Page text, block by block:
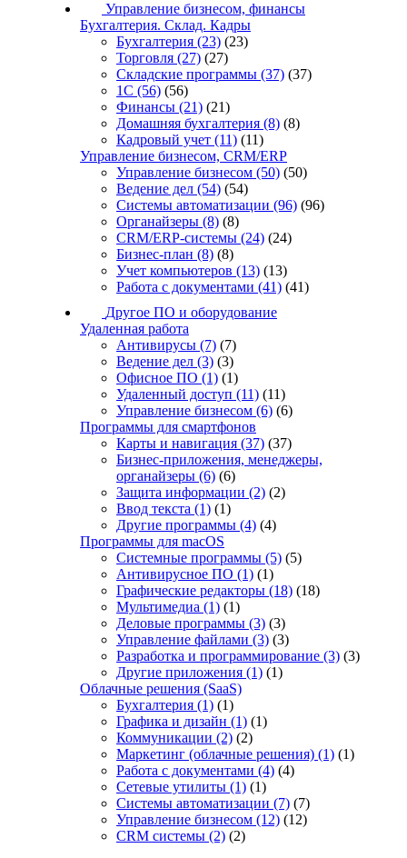
Управление бизнесом, финансы
Бухгалтерия. Склад. Кадры
Бухгалтерия (23) (23)
Торговля (27) (27)
Складские программы (37) (37)
1С (56) (56)
Финансы (21) (21)
Домашняя бухгалтерия (8) (8)
Кадровый учет (11) (11)
Управление бизнесом, CRM/ERP
Управление бизнесом (50) (50)
Ведение дел (54) (54)
Системы автоматизации (96) (96)
Органайзеры (8) (8)
CRM/ERP-системы (24) (24)
Бизнес-план (8) (8)
Учет компьютеров (13) (13)
Работа с документами (41) (41)
Другое ПО и оборудование
Удаленная работа
Антивирусы (7) (7)
Ведение дел (3) (3)
Офисное ПО (1) (1)
Удаленный доступ (11) (11)
Управление бизнесом (6) (6)
Программы для смартфонов
Карты и навигация (37) (37)
Бизнес-приложения, менеджеры,
органайзеры (6) (6)
Защита информации (2) (2)
Ввод текста (1) (1)
Другие программы (4) (4)
Программы для macOS
Системные программы (5) (5)
Антивирусное ПО (1) (1)
Графические редакторы (18) (18)
Мультимедиа (1) (1)
Деловые программы (3) (3)
Управление файлами (3) (3)
Разработка и программирование (3) (3)
Другие приложения (1) (1)
Облачные решения (SaaS)
Бухгалтерия (1) (1)
Графика и дизайн (1) (1)
Коммуникации (2) (2)
Маркетинг (облачные решения) (1) (1)
Работа с документами (4) (4)
Сетевые утилиты (1) (1)
Системы автоматизации (7) (7)
Управление бизнесом (12) (12)
CRM системы (2) (2)